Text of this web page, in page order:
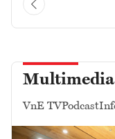
Multimedia
VnE TVPodcast